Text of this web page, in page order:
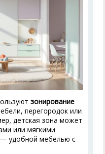
зонирование
перегородок или
детская зона может
или мягкими
— удобной мебелью с